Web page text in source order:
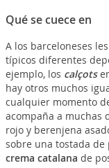
Qué se cuece en
A los barceloneses
típicos diferentes
ejemplo, los calçots
hay otros muchos
cualquier momento
acompaña a muchas
rojo y berenjena
sobre una tostada de
crema catalana de